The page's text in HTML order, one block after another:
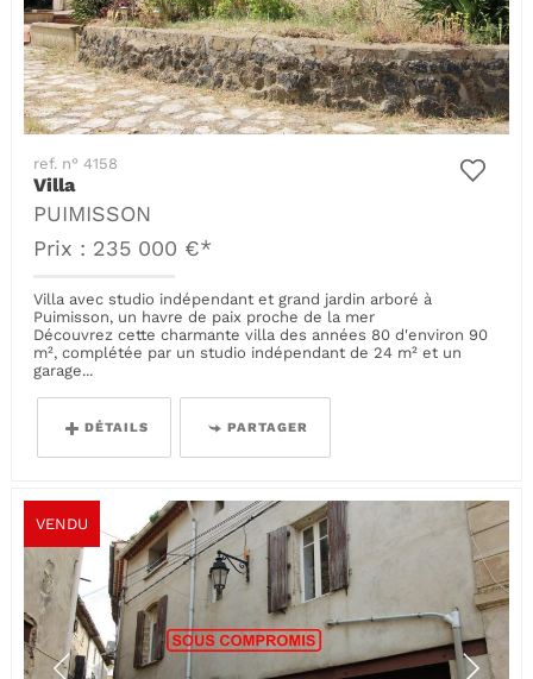
ref. n° 4158
Villa
PUIMISSON
Prix : 235 000 €*
Villa avec studio indépendant et grand jardin arboré à
Puimisson, un havre de paix proche de la mer
Découvrez cette charmante villa des années 80 d'environ 90
m², complétée par un studio indépendant de 24 m² et un
garage...
DÉTAILS PARTAGER
VENDU